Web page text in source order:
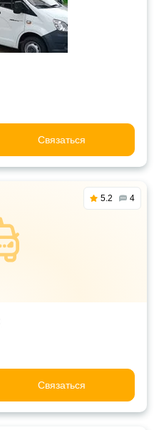
Связаться
5.2 4
Связаться